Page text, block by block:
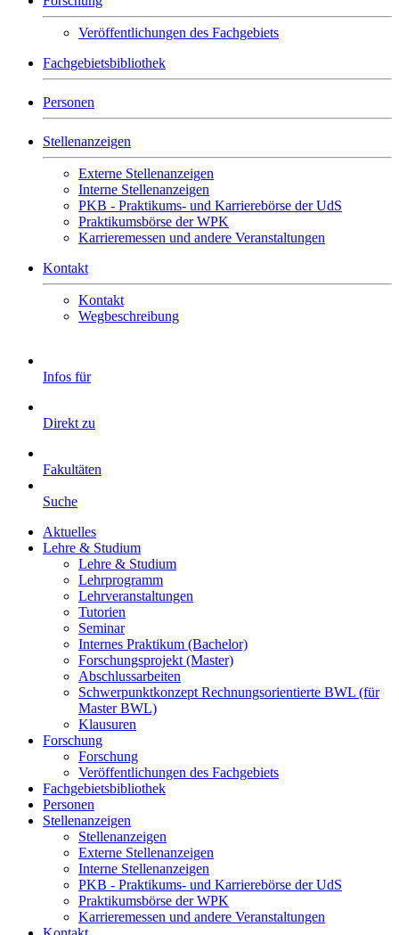
Veröffentlichungen des Fachgebiets
Fachgebietsbibliothek
Personen
Stellenanzeigen
Externe Stellenanzeigen
Interne Stellenanzeigen
PKB - Praktikums- und Karrierebörse der UdS
Praktikumsbörse der WPK
Karrieremessen und andere Veranstaltungen
Kontakt
Kontakt
Wegbeschreibung
Infos für
Direkt zu
Fakultäten
Suche
Aktuelles
Lehre & Studium
Lehre & Studium
Lehrprogramm
Lehrveranstaltungen
Tutorien
Seminar
Internes Praktikum (Bachelor)
Forschungsprojekt (Master)
Abschlussarbeiten
Schwerpunktkonzept Rechnungsorientierte BWL (für
Master BWL)
Klausuren
Forschung
Forschung
Veröffentlichungen des Fachgebiets
Fachgebietsbibliothek
Personen
Stellenanzeigen
Stellenanzeigen
Externe Stellenanzeigen
Interne Stellenanzeigen
PKB - Praktikums- und Karrierebörse der UdS
Praktikumsbörse der WPK
Karrieremessen und andere Veranstaltungen